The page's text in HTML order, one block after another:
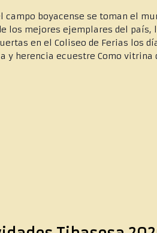
campo boyacense se toman el
los mejores ejemplares del país,
en el Coliseo de Ferias los
y herencia ecuestre Como vitrina